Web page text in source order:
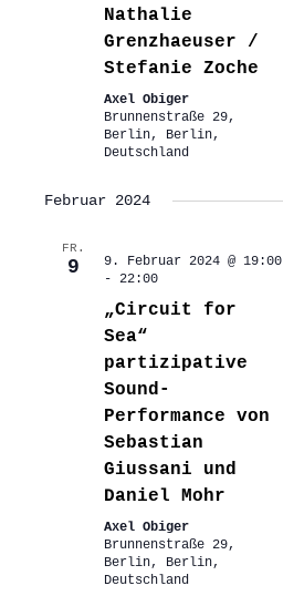
Nathalie
Grenzhaeuser /
Stefanie Zoche
Axel Obiger
Brunnenstraße 29,
Berlin, Berlin,
Deutschland
Februar 2024
FR.
9
9. Februar 2024 @ 19:00
- 22:00
„Circuit for
Sea“
partizipative
Sound-
Performance von
Sebastian
Giussani und
Daniel Mohr
Axel Obiger
Brunnenstraße 29,
Berlin, Berlin,
Deutschland